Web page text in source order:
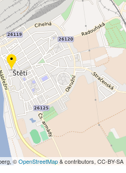
©OpenStreetMap& contributors, CC-BY-SA